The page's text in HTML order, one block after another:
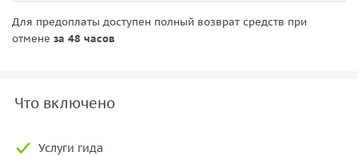
Для предоплаты доступен полный возврат средств при
отмене за 48 часов
Что включено
Услуги гида